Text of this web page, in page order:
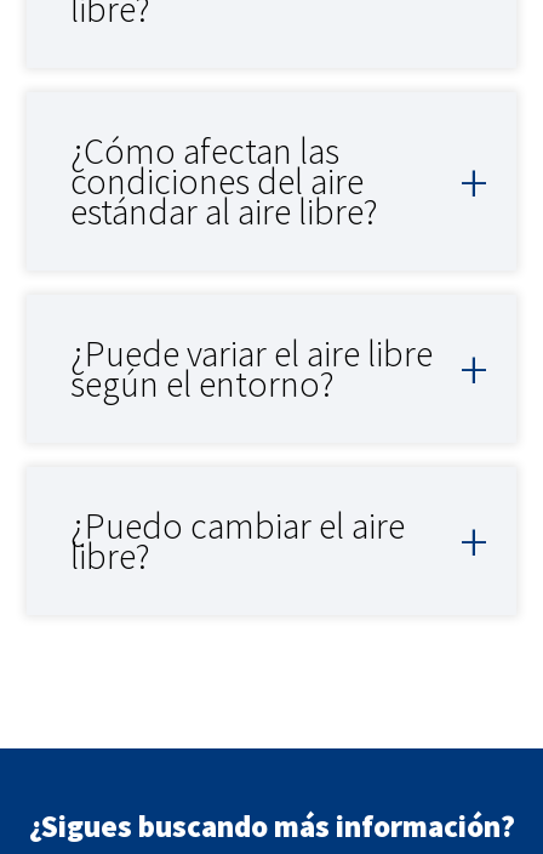
¿Cómo afectan las
condiciones del aire
estándar al aire libre?
¿Puede variar el aire libre
según el entorno?
¿Puedo cambiar el aire
libre?
¿Sigues buscando más información?